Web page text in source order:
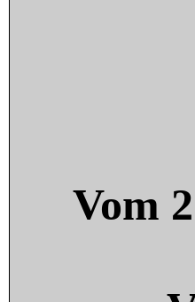
Vom